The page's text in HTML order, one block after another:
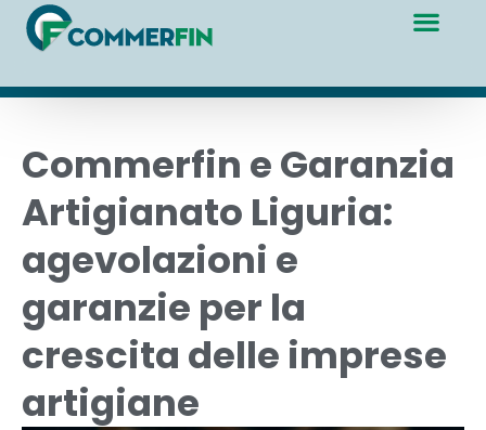
Commerfin e Garanzia
Artigianato Liguria:
agevolazioni e
garanzie per la
crescita delle imprese
artigiane